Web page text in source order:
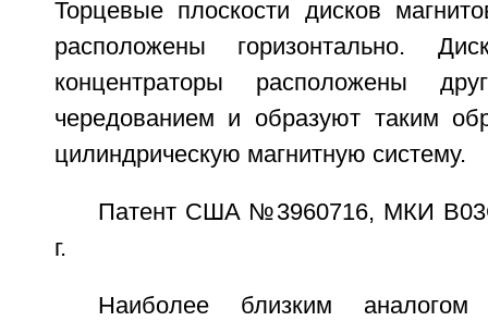
Торцевые плоскости дисков
расположены горизонтально.
концентраторы расположены
чередованием и образуют таким
цилиндрическую магнитную систему.
Патент США №3960716, МКИ
г.
Наиболее близким